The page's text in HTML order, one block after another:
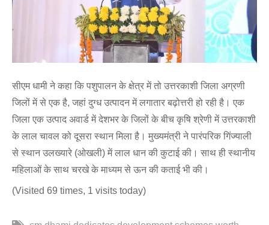
सीएम धामी ने कहा कि पशुपालन के क्षेत्र में तो उत्तरकाशी जिला अग्रणी
जिलों में से एक है, जहां दुग्ध उत्पादन में लगातार बढ़ोत्तरी हो रही है। एक
जिला एक उत्पाद अवार्ड में देशभर के जिलों के बीच कृषि श्रेणी में उत्तरकाशी
के लाल चावल को दूसरा स्थान मिला है। मुख्यमंत्री ने पारंपरिक गिंज्याली
से स्थान उलख्यारे (ओखली) में लाल धान की कुटाई की। साथ ही स्थानीय
महिलाओं के साथ चरखे के माध्यम से ऊन की कताई भी की।
(Visited 69 times, 1 visits today)